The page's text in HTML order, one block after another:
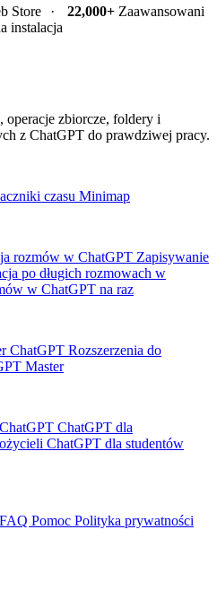
Store · 22,000+Zaawansowani
instalacja
zbiorcze, foldery i
z ChatGPT do prawdziwej pracy.
czasu Minimap
rozmów w ChatGPT Zapisywanie
po długich rozmowach w
w ChatGPT na raz
ChatGPT Rozszerzenia do
Master
ChatGPT dla
ChatGPT dla studentów
FAQ Pomoc Polityka prywatności